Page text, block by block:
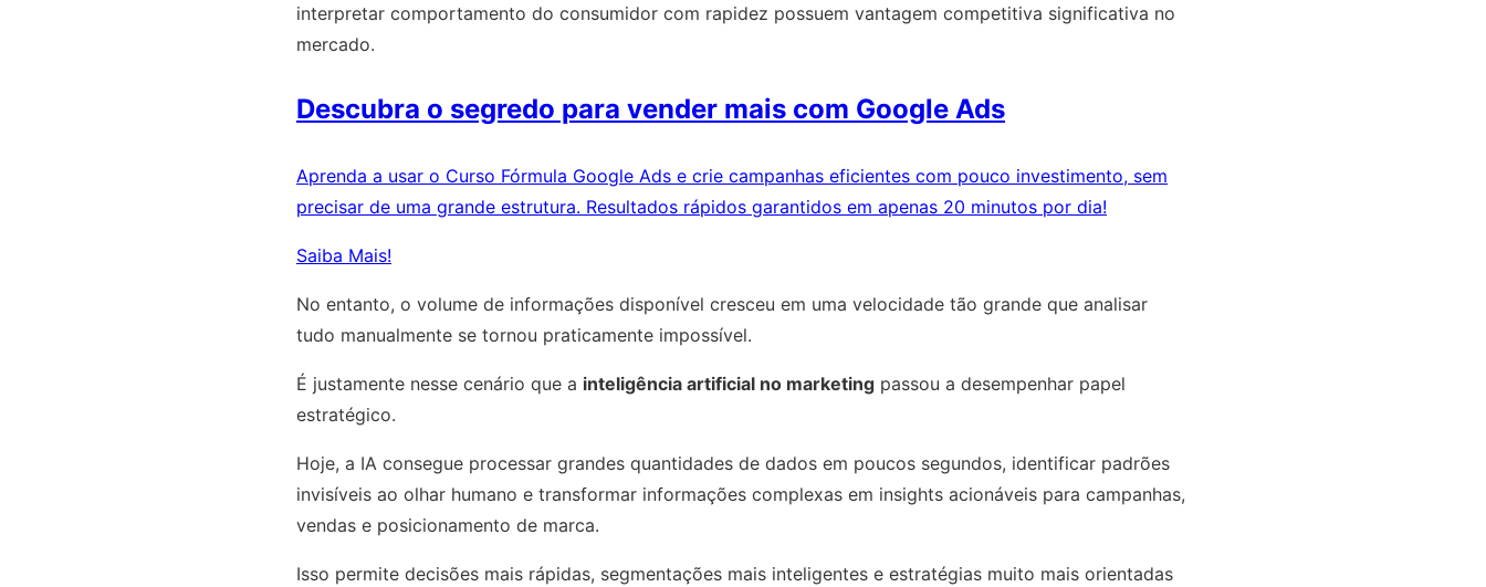
interpretar comportamento do consumidor com rapidez possuem vantagem competitiva significativa no
mercado.
Descubra o segredo para vender mais com Google Ads
Aprenda a usar o Curso Fórmula Google Ads e crie campanhas eficientes com pouco investimento, sem
precisar de uma grande estrutura. Resultados rápidos garantidos em apenas 20 minutos por dia!
Saiba Mais!
No entanto, o volume de informações disponível cresceu em uma velocidade tão grande que analisar
tudo manualmente se tornou praticamente impossível.
É justamente nesse cenário que a inteligência artificial no marketing passou a desempenhar papel
estratégico.
Hoje, a IA consegue processar grandes quantidades de dados em poucos segundos, identificar padrões
invisíveis ao olhar humano e transformar informações complexas em insights acionáveis para campanhas,
vendas e posicionamento de marca.
Isso permite decisões mais rápidas, segmentações mais inteligentes e estratégias muito mais orientadas